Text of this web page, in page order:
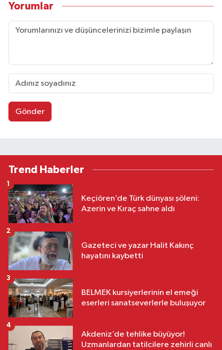
Yorumlar
Gönder
Trend Haberler
Keçiören’de Türk dünyası şöleni:
Azerin ve Kıraç sahne aldı
1
Gazeteci ve yazar Halit Kakınç
hayatını kaybetti
2
BELMEK kursiyerlerinin el emeği
eserleri sanatseverlerle buluşuyor
3
Akdeniz’de tehlike büyüyor!
Uzmanlardan tatilcilere zehirli canlı
4